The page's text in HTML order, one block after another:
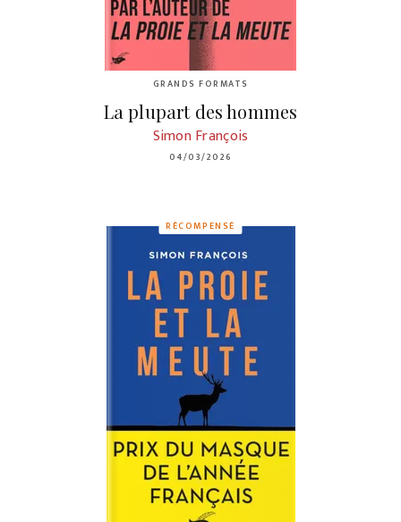
GRANDS FORMATS
La plupart des hommes
Simon François
04/03/2026
RÉCOMPENSÉ